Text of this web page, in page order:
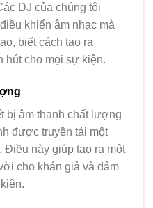
DJ của chúng tôi
khiển âm nhạc mà
biết cách tạo ra
hút cho mọi sự kiện.
bị âm thanh chất lượng
được truyền tải một
Điều này giúp tạo ra một
cho khán giả và đảm